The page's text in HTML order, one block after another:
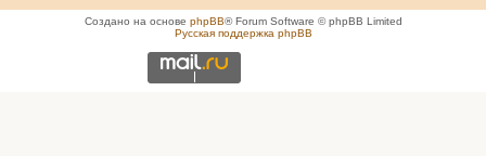
Создано на основе phpBB® Forum Software © phpBB Limited
Русская поддержка phpBB